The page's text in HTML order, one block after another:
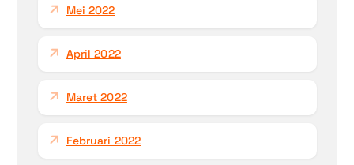
Mei 2022
April 2022
Maret 2022
Februari 2022